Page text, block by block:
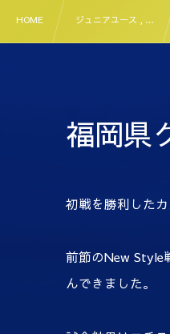
HOME ジュニアユース , …
福岡県
初戦を勝利した
前節のNew Style
んできました。